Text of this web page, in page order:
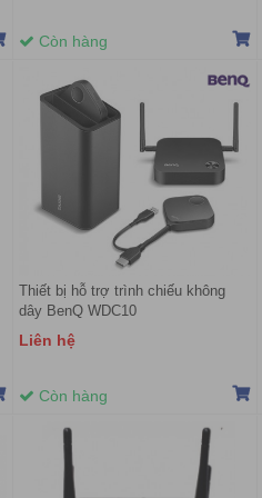
Còn hàng
Thiết bị hỗ trợ trình chiếu không
dây BenQ WDC10
Liên hệ
Còn hàng